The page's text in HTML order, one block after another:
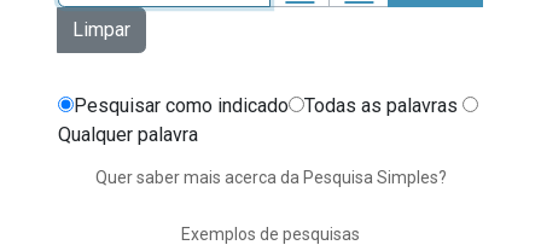
Limpar
Tipo de operador a usar entre termos de
Pesquisar como indicado
Todas as palavras
Qualquer palavra
Quer saber mais acerca da Pesquisa Simples?
Exemplos de pesquisas